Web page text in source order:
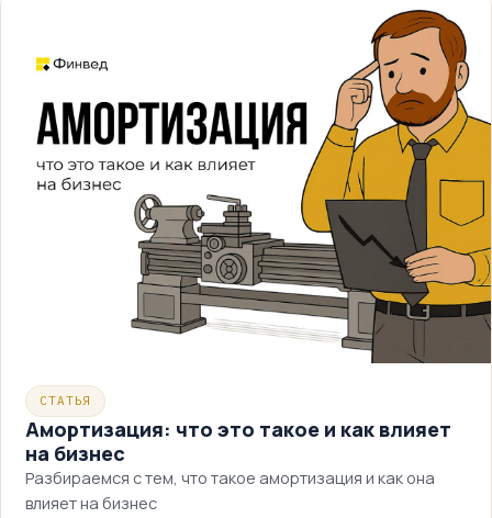
СТАТЬЯ
Амортизация: что это такое и как влияет
на бизнес
Разбираемся с тем, что такое амортизация и как она
влияет на бизнес